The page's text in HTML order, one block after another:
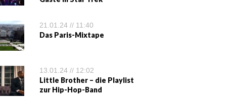
21.01.24 // 11:40
Das Paris-Mixtape
13.01.24 // 12:02
Little Brother – die Playlist
zur Hip-Hop-Band